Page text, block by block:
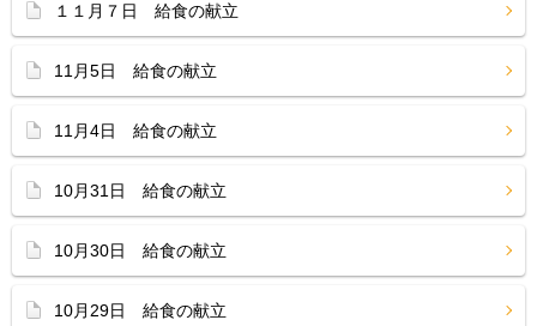
１１月７日 給食の献立
11月5日 給食の献立
11月4日 給食の献立
10月31日 給食の献立
10月30日 給食の献立
10月29日 給食の献立